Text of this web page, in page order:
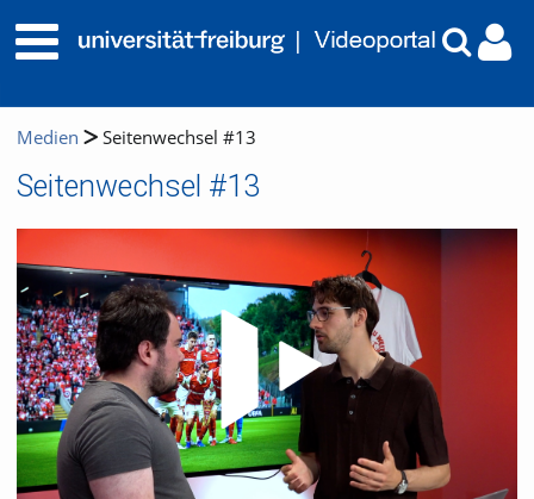
Medien Seitenwechsel #13
Seitenwechsel #13